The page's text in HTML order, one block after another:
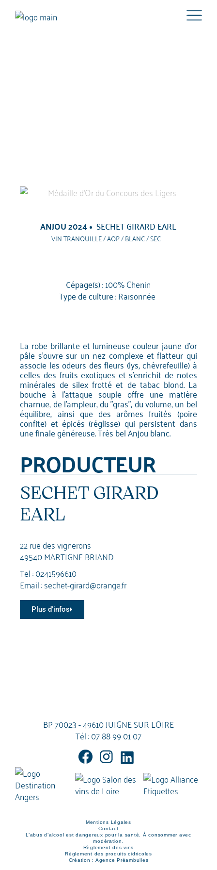
ANJOU 2024 SECHET GIRARD EARL
VIN TRANQUILLE / AOP / BLANC / SEC
Cépage(s) :100% Chenin
Type de culture :Raisonnée
La robe brillante et lumineuse couleur jaune d'or
pâle s'ouvre sur un nez complexe et flatteur qui
associe les odeurs des fleurs (lys, chèvrefeuille) à
celles des fruits exotiques et s'enrichit de notes
minérales de silex frotté et de tabac blond. La
bouche à l'attaque souple offre une matière
charnue, de l'ampleur, du "gras", du volume, un bel
équilibre, ainsi que des arômes fruités (poire
confite) et épicés (réglisse) qui persistent dans
une finale généreuse. Très bel Anjou blanc.
PRODUCTEUR
SECHET GIRARD
EARL
22 rue des vignerons
49540 MARTIGNE BRIAND
Tel :0241596610
Email :sechet-girard@orange.fr
Plus d'infos
BP 70023 - 49610 JUIGNE SUR LOIRE
Tél :07 88 99 01 07
Mentions Légales
Contact
L’abus d’alcool est dangereux pour la santé. À consommer avec
modération.
Règlement des vins
Règlement des produits cidricoles
Création : Agence Préambulles